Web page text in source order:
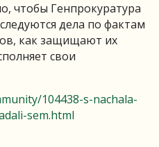
чтобы Генпрокуратура
дела по фактам
как защищают их
свои
104438-s-nachala-
sem.html